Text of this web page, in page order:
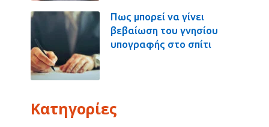
Πως μπορεί να γίνει
βεβαίωση του γνησίου
υπογραφής στο σπίτι
Κατηγορίες